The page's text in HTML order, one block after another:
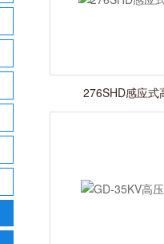
276SHD感应式